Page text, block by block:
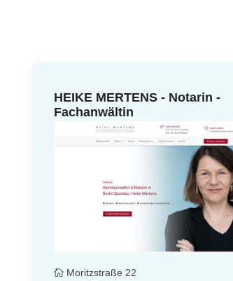
HEIKE MERTENS - Notarin -
Fachanwältin
Moritzstraße 22